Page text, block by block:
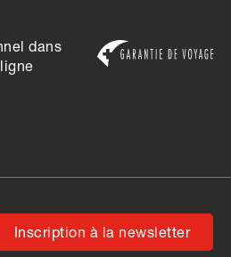
dans
Inscription à la newsletter